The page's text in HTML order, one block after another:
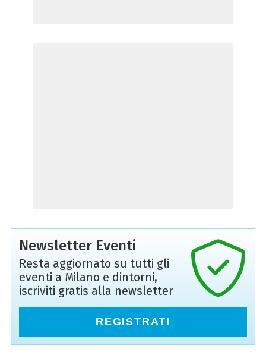
Newsletter Eventi
Resta aggiornato su tutti gli
eventi a Milano e dintorni,
iscriviti gratis alla newsletter
REGISTRATI